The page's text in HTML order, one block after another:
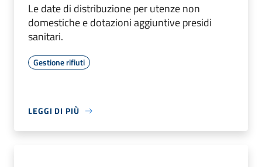
Le date di distribuzione per utenze non
domestiche e dotazioni aggiuntive presidi
sanitari.
Gestione rifiuti
LEGGI DI PIÙ